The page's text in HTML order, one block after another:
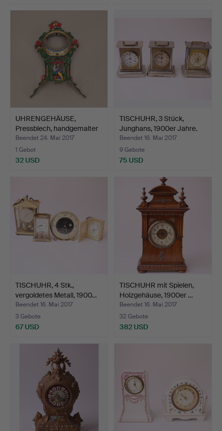
UHRENGEHÄUSE,
Pressblech, handgemalter
Dek…
Beendet 24. Mai 2017
1 Gebot
32 USD
TISCHUHR, 3 Stück,
Junghans, 1900er Jahre.
Beendet 16. Mai 2017
9 Gebote
75 USD
TISCHUHR, 4 Stk.,
vergoldetes Metall, 1900…
Beendet 16. Mai 2017
3 Gebote
67 USD
TISCHUHR mit Spielen,
Holzgehäuse, 1900er …
Beendet 16. Mai 2017
32 Gebote
382 USD